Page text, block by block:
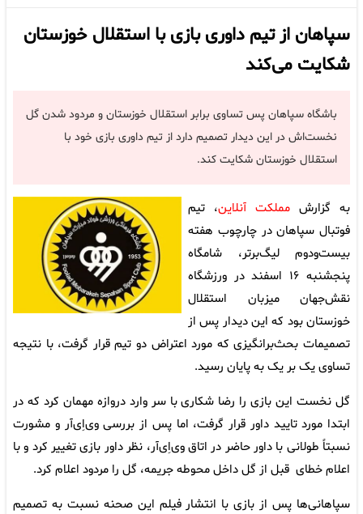
سپاهان از تیم داوری بازی با استقلال خوزستان
شکایت می‌کند
باشگاه سپاهان پس تساوی برابر استقلال خوزستان و مردود شدن گل
نخست‌اش در این دیدار تصمیم دارد از تیم داوری بازی خود با
استقلال خوزستان شکایت کند.
به گزارش مملکت آنلاین، تیم
فوتبال سپاهان در چارچوب هفته
بیست‌ودوم لیگ‌برتر، شامگاه
پنجشنبه ۱۶ اسفند در ورزشگاه
نقش‌جهان میزبان استقلال
خوزستان بود که این دیدار پس از
تصمیمات بحث‌برانگیزی که مورد اعتراض دو تیم قرار گرفت، با نتیجه
تساوی یک بر یک به پایان رسید.
گل نخست این بازی را رضا شکاری با سر وارد دروازه مهمان کرد که در
ابتدا مورد تایید داور قرار گرفت، اما پس از بررسی وی‌اِی‌آر و مشورت
نسبتاً طولانی با داور حاضر در اتاق وی‌اِی‌آر، نظر داور بازی تغییر کرد و با
اعلام خطای قبل از گل داخل محوطه جریمه، گل را مردود اعلام کرد.
سپاهانی‌ها پس از بازی با انتشار فیلم این صحنه نسبت به تصمیم